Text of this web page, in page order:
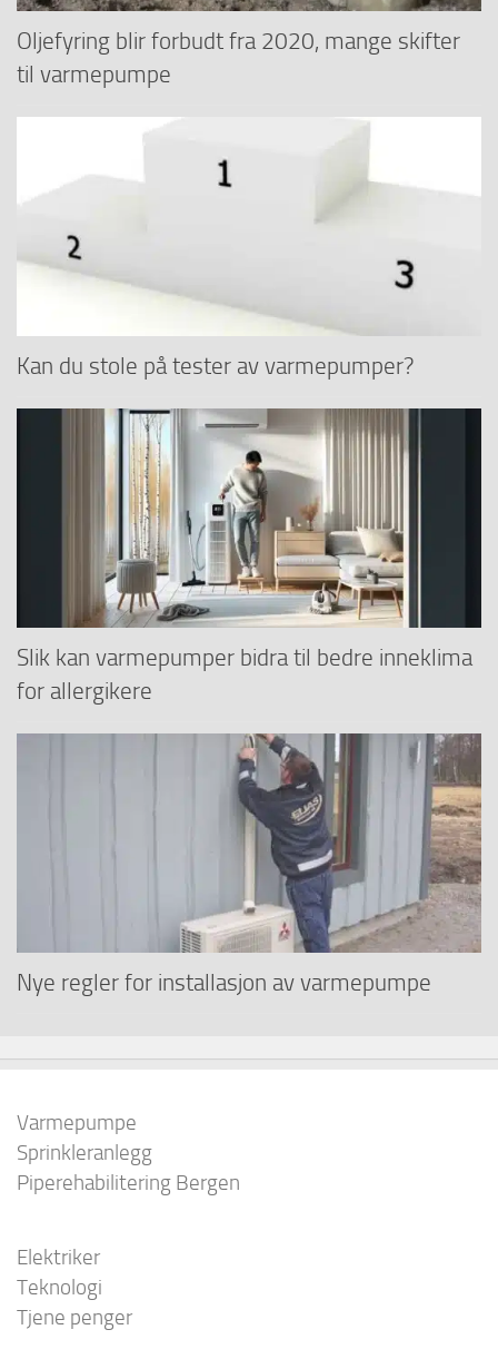
Oljefyring blir forbudt fra 2020, mange skifter
til varmepumpe
Kan du stole på tester av varmepumper?
Slik kan varmepumper bidra til bedre inneklima
for allergikere
Nye regler for installasjon av varmepumpe
Varmepumpe
Sprinkleranlegg
Piperehabilitering Bergen
Elektriker
Teknologi
Tjene penger